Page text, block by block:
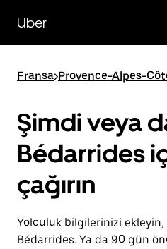
içeriğe
gidinUber
Fransa>Provence-Alpes-
Şimdi veya
Bédarrides
çağırın
Yolculuk bilgilerinizi ekleyin,
Bédarrides. Ya da 90 gün